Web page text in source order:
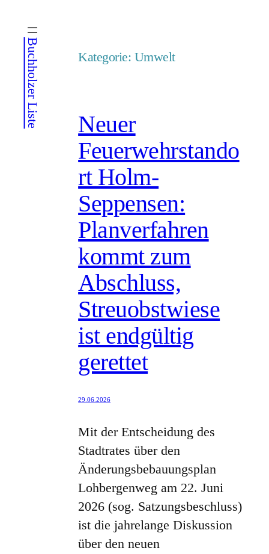
Inhalt
springen
Buchholzer Liste Kategorie: Umwelt
Neuer
Feuerwehrstando
rt Holm-
Seppensen:
Planverfahren
kommt zum
Abschluss,
Streuobstwiese
ist endgültig
gerettet
29.06.2026
Mit der Entscheidung des
Stadtrates über den
Änderungsbebauungsplan
Lohbergenweg am 22. Juni
2026 (sog. Satzungsbeschluss)
ist die jahrelange Diskussion
über den neuen